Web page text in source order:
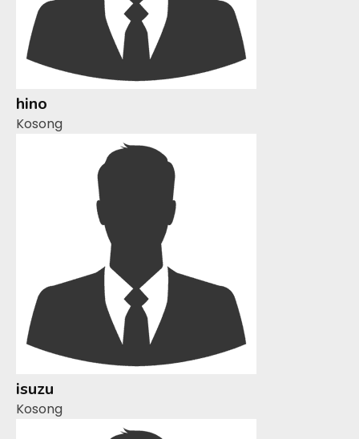
hino
Kosong
isuzu
Kosong